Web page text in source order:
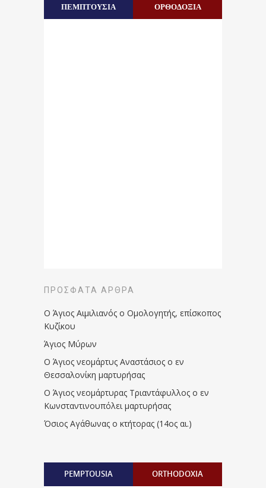
ΠΕΜΠΤΟΥΣΙΑ ΟΡΘΟΔΟΞΙΑ
ΠΡΌΣΦΑΤΑ ΆΡΘΡΑ
Ο Άγιος Αιμιλιανός ο Ομολογητής, επίσκοπος
Κυζίκου
Άγιος Μύρων
Ο Άγιος νεομάρτυς Αναστάσιος ο εν
Θεσσαλονίκη μαρτυρήσας
Ο Άγιος νεομάρτυρας Τριαντάφυλλος ο εν
Κωνσταντινουπόλει μαρτυρήσας
Όσιος Αγάθωνας ο κτήτορας (14ος αι.)
PEMPTOUSIA ORTHODOXIA